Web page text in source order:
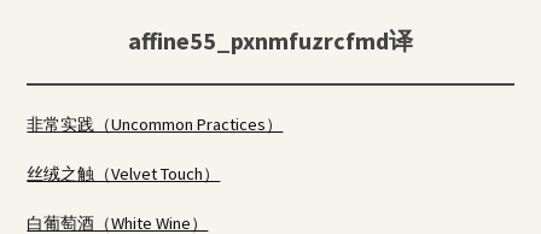
affine55_pxnmfuzrcfmd译
非常实践（Uncommon Practices）
丝绒之触（Velvet Touch）
白葡萄酒（White Wine）